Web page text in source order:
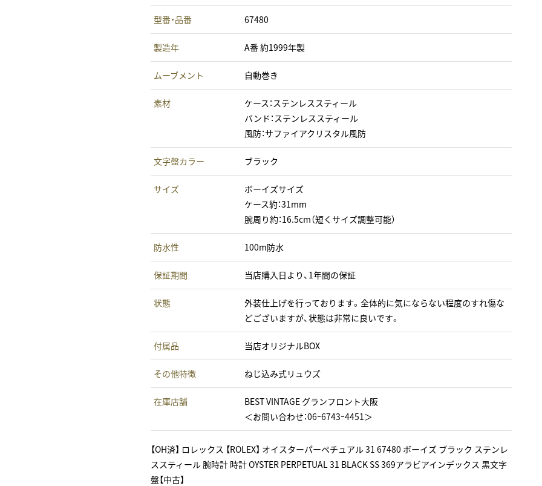
型番・品番 67480
製造年 A番 約1999年製
ムーブメント 自動巻き
素材
ケース：ステンレススティール
バンド：ステンレススティール
風防：サファイアクリスタル風防
文字盤カラー ブラック
サイズ
ボーイズサイズ
ケース約：31mm
腕周り約：16.5cm（短くサイズ調整可能）
防水性 100m防水
保証期間 当店購入日より、1年間の保証
状態
外装仕上げを行っております。全体的に気にならない程度のすれ傷な
どございますが、状態は非常に良いです。
付属品 当店オリジナルBOX
その他特徴 ねじ込み式リュウズ
在庫店舗
BEST VINTAGE グランフロント大阪
＜お問い合わせ：06ｰ6743ｰ4451＞
【OH済】 ロレックス 【ROLEX】 オイスターパーペチュアル 31 67480 ボーイズ ブラック ステンレ
ススティール 腕時計 時計 OYSTER PERPETUAL 31 BLACK SS 369アラビアインデックス 黒文字
盤【中古】